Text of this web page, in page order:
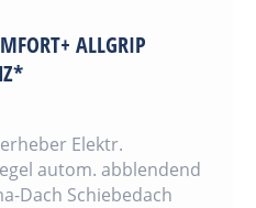
ALLGRIP
Elektr.
autom. abblendend
Dach Schiebedach